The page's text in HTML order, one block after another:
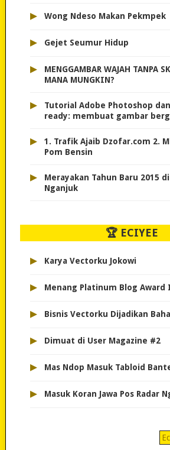
▸ Wong Ndeso Makan Pekmpek
▸ Gejet Seumur Hidup
▸
MENGGAMBAR WAJAH TANPA
MANA MUNGKIN?
▸
Tutorial Adobe Photoshop
ready: membuat gambar
▸
1. Trafik Ajaib Dzofar.com 2.
Pom Bensin
▸
Merayakan Tahun Baru 2015
Nganjuk
🏆 ECIYEE
▸ Karya Vectorku Jokowi
▸ Menang Platinum Blog
▸ Bisnis Vectorku Dijadikan
▸ Dimuat di User Magazine #2
▸ Mas Ndop Masuk Tabloid
▸ Masuk Koran Jawa Pos Radar